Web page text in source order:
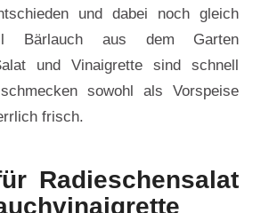
und dabei noch gleich
Bärlauch aus dem Garten
und Vinaigrette sind schnell
sowohl als Vorspeise
frisch.
Radieschensalat